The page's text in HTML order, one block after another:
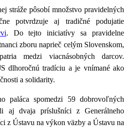
stráže pôsobí množstvo pravidelných
potvrdzuje aj tradičné podujatie
. Do tejto iniciatívy sa pravidelne
zboru naprieč celým Slovenskom,
medzi viacnásobných darcov.
dlhoročnú tradíciu a je vnímané ako
a solidarity.
paláca spomedzi 59 dobrovoľných
aj dvaja príslušníci z Generálneho
z Ústavu na výkon väzby a Ústavu na